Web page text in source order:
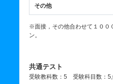
その他
※面接，その他合わせて１００
ン。
共通テスト
受験教科数：5 受験科目数：